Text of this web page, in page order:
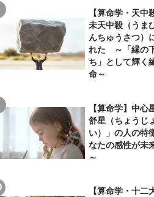
【算命学・天
未天中殺（うま
んちゅうさつ）
れた ～「縁の
ち」として輝く
命～
【算命学】中心
舒星（ちょうじ
い）」の人の
なたの感性が未
～
【算命学・十二